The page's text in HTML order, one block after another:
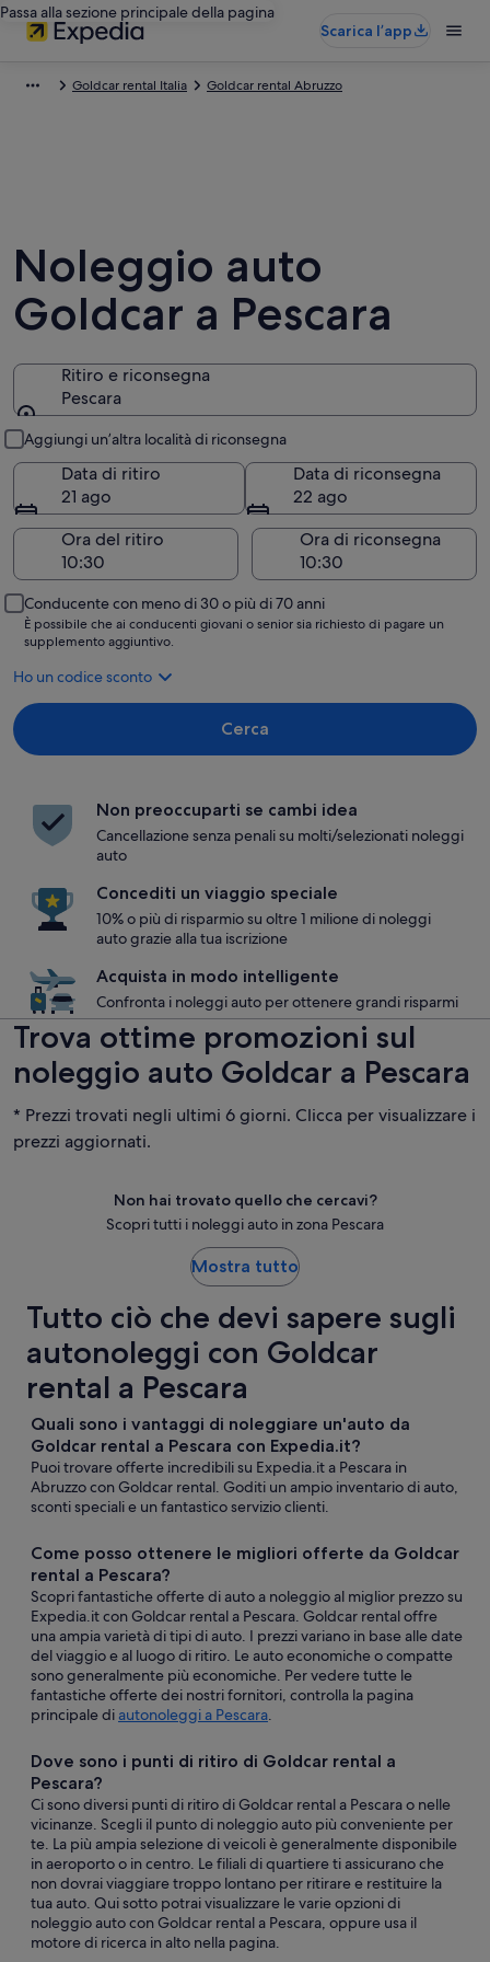
Passa alla sezione principale della pagina
Scarica l’app
Goldcar rental Italia Goldcar rental Abruzzo
Noleggio auto
Goldcar a Pescara
Ritiro e riconsegna
Pescara
Aggiungi un’altra località di riconsegna
Data di ritiro
21 ago
Data di riconsegna
22 ago
Ora del ritiro
Ora di riconsegna
Conducente con meno di 30 o più di 70 anni
È possibile che ai conducenti giovani o senior sia richiesto di pagare un
supplemento aggiuntivo.
Ho un codice sconto
Cerca
Non preoccuparti se cambi idea
Cancellazione senza penali su molti/selezionati noleggi
auto
Concediti un viaggio speciale
10% o più di risparmio su oltre 1 milione di noleggi
auto grazie alla tua iscrizione
Acquista in modo intelligente
Confronta i noleggi auto per ottenere grandi risparmi
Trova ottime promozioni sul
noleggio auto Goldcar a Pescara
* Prezzi trovati negli ultimi 6 giorni. Clicca per visualizzare i
prezzi aggiornati.
Non hai trovato quello che cercavi?
Scopri tutti i noleggi auto in zona Pescara
Mostra tutto
Tutto ciò che devi sapere sugli
autonoleggi con Goldcar
rental a Pescara
Quali sono i vantaggi di noleggiare un'auto da
Goldcar rental a Pescara con Expedia.it?
Puoi trovare offerte incredibili su Expedia.it a Pescara in
Abruzzo con Goldcar rental. Goditi un ampio inventario di auto,
sconti speciali e un fantastico servizio clienti.
Come posso ottenere le migliori offerte da Goldcar
rental a Pescara?
Scopri fantastiche offerte di auto a noleggio al miglior prezzo su
Expedia.it con Goldcar rental a Pescara. Goldcar rental offre
una ampia varietà di tipi di auto. I prezzi variano in base alle date
del viaggio e al luogo di ritiro. Le auto economiche o compatte
sono generalmente più economiche. Per vedere tutte le
fantastiche offerte dei nostri fornitori, controlla la pagina
principale di autonoleggi a Pescara.
Dove sono i punti di ritiro di Goldcar rental a
Pescara?
Ci sono diversi punti di ritiro di Goldcar rental a Pescara o nelle
vicinanze. Scegli il punto di noleggio auto più conveniente per
te. La più ampia selezione di veicoli è generalmente disponibile
in aeroporto o in centro. Le filiali di quartiere ti assicurano che
non dovrai viaggiare troppo lontano per ritirare e restituire la
tua auto. Qui sotto potrai visualizzare le varie opzioni di
noleggio auto con Goldcar rental a Pescara, oppure usa il
motore di ricerca in alto nella pagina.